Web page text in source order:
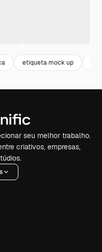
etiqueta mock up
seu melhor trabalho.
criativos, empresas,